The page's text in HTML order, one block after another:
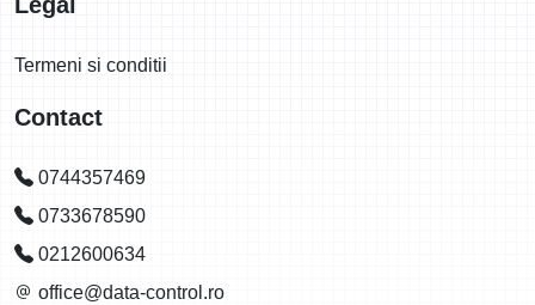
Legal
Termeni si conditii
Contact
0744357469
0733678590
0212600634
office@data-control.ro